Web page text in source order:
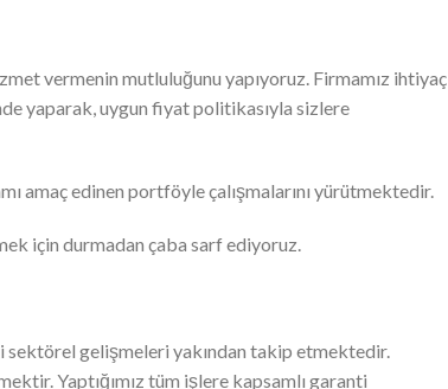
vermenin mutluluğunu yapıyoruz. Firmamız ihtiyaç
yaparak, uygun fiyat politikasıyla sizlere
amaç edinen portföyle çalışmalarını yürütmektedir.
için durmadan çaba sarf ediyoruz.
sektörel gelişmeleri yakından takip etmektedir.
Yaptığımız tüm işlere kapsamlı garanti